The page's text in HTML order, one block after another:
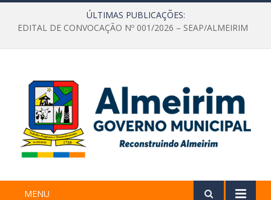
ÚLTIMAS PUBLICAÇÕES:
EDITAL DE CONVOCAÇÃO Nº 001/2026 – SEAP/ALMEIRIM
MENU